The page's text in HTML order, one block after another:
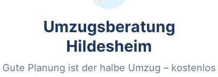
Kontakt aufnehmen
Umzugsberatung
Hildesheim
Gute Planung ist der halbe Umzug – kostenlos